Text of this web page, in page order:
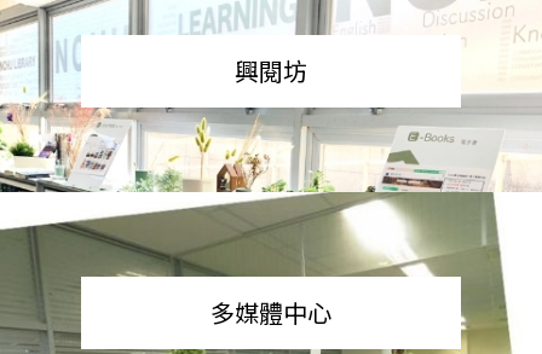
興閱坊
多媒體中心